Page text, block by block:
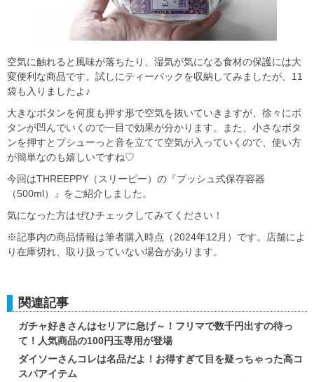
空気に触れると風味が落ちたり、湿気が気になる食材の保護には大
変便利な商品です。試しにティーパックを収納してみましたが、11
袋も入りましたよ♪
大きなボタンを何度も押す形で空気を抜いていきますが、徐々にボ
タンが凹んでいくので一目で効果が分かります。また、小さなボタ
ンを押すとプシューっと音を立てて空気が入っていくので、使い方
が簡単なのも嬉しいですね♡
今回はTHREEPPY（スリーピー）の『プッシュ式保存容器
（500ml）』をご紹介しました。
気になった方はぜひチェックしてみてください！
※記事内の商品情報は筆者購入時点（2024年12月）です。店舗によ
り在庫切れ、取り扱っていない場合があります。
関連記事
ガチャ好きさんはセリアに急げ～！フリマで数千円出すの待っ
て！人気商品の100円玉専用が登場
ダイソーさんコレは名品だよ！お得すぎて目を疑っちゃった高コ
スパアイテム